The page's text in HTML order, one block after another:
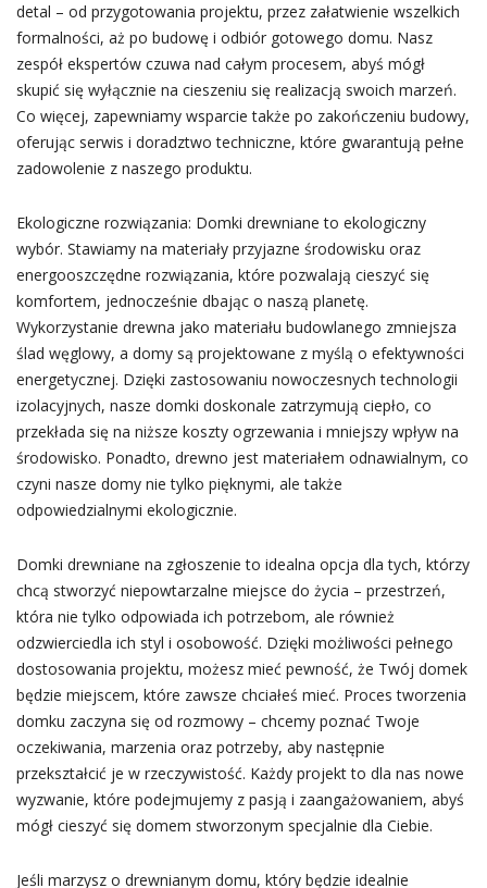
detal – od przygotowania projektu, przez załatwienie wszelkich
formalności, aż po budowę i odbiór gotowego domu. Nasz
zespół ekspertów czuwa nad całym procesem, abyś mógł
skupić się wyłącznie na cieszeniu się realizacją swoich marzeń.
Co więcej, zapewniamy wsparcie także po zakończeniu budowy,
oferując serwis i doradztwo techniczne, które gwarantują pełne
zadowolenie z naszego produktu.
Ekologiczne rozwiązania: Domki drewniane to ekologiczny
wybór. Stawiamy na materiały przyjazne środowisku oraz
energooszczędne rozwiązania, które pozwalają cieszyć się
komfortem, jednocześnie dbając o naszą planetę.
Wykorzystanie drewna jako materiału budowlanego zmniejsza
ślad węglowy, a domy są projektowane z myślą o efektywności
energetycznej. Dzięki zastosowaniu nowoczesnych technologii
izolacyjnych, nasze domki doskonale zatrzymują ciepło, co
przekłada się na niższe koszty ogrzewania i mniejszy wpływ na
środowisko. Ponadto, drewno jest materiałem odnawialnym, co
czyni nasze domy nie tylko pięknymi, ale także
odpowiedzialnymi ekologicznie.
Domki drewniane na zgłoszenie to idealna opcja dla tych, którzy
chcą stworzyć niepowtarzalne miejsce do życia – przestrzeń,
która nie tylko odpowiada ich potrzebom, ale również
odzwierciedla ich styl i osobowość. Dzięki możliwości pełnego
dostosowania projektu, możesz mieć pewność, że Twój domek
będzie miejscem, które zawsze chciałeś mieć. Proces tworzenia
domku zaczyna się od rozmowy – chcemy poznać Twoje
oczekiwania, marzenia oraz potrzeby, aby następnie
przekształcić je w rzeczywistość. Każdy projekt to dla nas nowe
wyzwanie, które podejmujemy z pasją i zaangażowaniem, abyś
mógł cieszyć się domem stworzonym specjalnie dla Ciebie.
Jeśli marzysz o drewnianym domu, który będzie idealnie